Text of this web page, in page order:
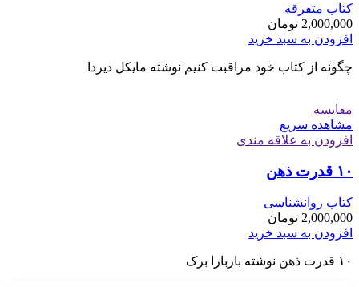
کتاب متفرقه
2,000,000 تومان
افزودن به سبد خرید
چگونه از کتاب خود مراقبت کنیم نوشته مایکل دیردا
مقایسه
مشاهده سریع
افزودن به علاقه مندی
۱۰ قدرت ذهن
کتاب روانشناسی
2,000,000 تومان
افزودن به سبد خرید
۱۰ قدرت ذهن نوشته باربارا برک